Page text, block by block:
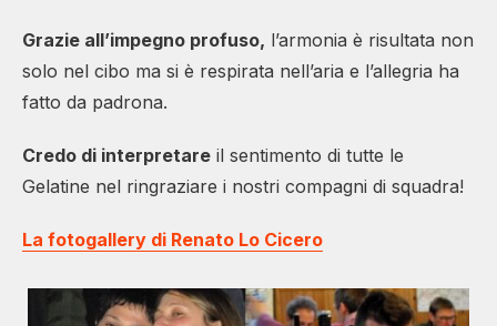
Grazie all’impegno profuso, l’armonia è risultata non
solo nel cibo ma si è respirata nell’aria e l’allegria ha
fatto da padrona.
Credo di interpretare il sentimento di tutte le
Gelatine nel ringraziare i nostri compagni di squadra!
La fotogallery di Renato Lo Cicero